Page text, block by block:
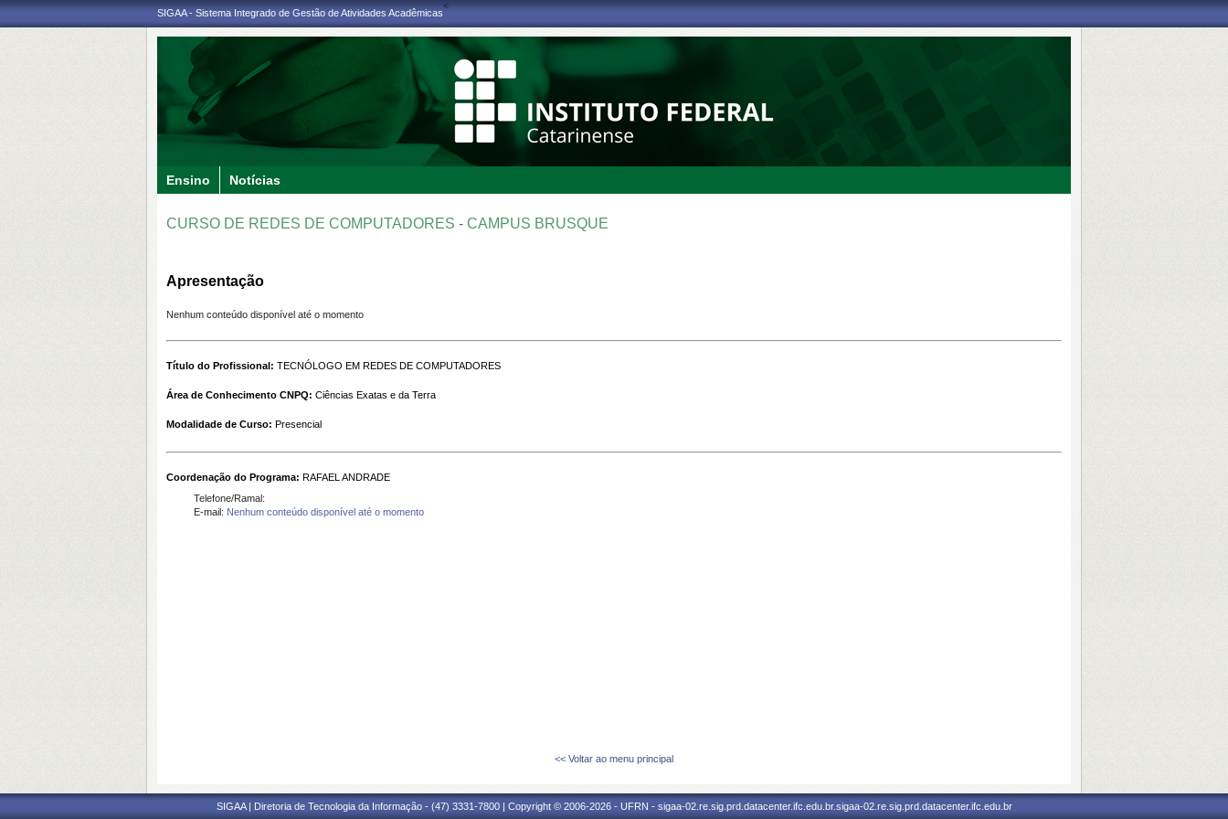
SIGAA - Sistema Integrado de Gestão de Atividades Acadêmicas
<
Ensino Notícias
CURSO DE REDES DE COMPUTADORES - CAMPUS BRUSQUE
Apresentação
Nenhum conteúdo disponível até o momento
Título do Profissional: TECNÓLOGO EM REDES DE COMPUTADORES
Área de Conhecimento CNPQ: Ciências Exatas e da Terra
Modalidade de Curso: Presencial
Coordenação do Programa: RAFAEL ANDRADE
Telefone/Ramal:
E-mail: Nenhum conteúdo disponível até o momento
<< Voltar ao menu principal
SIGAA | Diretoria de Tecnologia da Informação - (47) 3331-7800 | Copyright © 2006-2026 - UFRN - sigaa-02.re.sig.prd.datacenter.ifc.edu.br.sigaa-02.re.sig.prd.datacenter.ifc.edu.br